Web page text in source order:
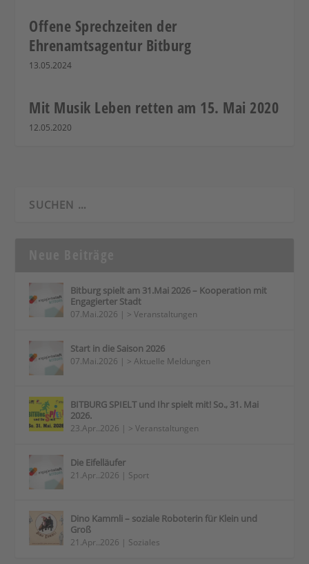
Offene Sprechzeiten der
Ehrenamtsagentur Bitburg
13.05.2024
Mit Musik Leben retten am 15. Mai 2020
12.05.2020
Bitburg spielt am 31.Mai 2026 – Kooperation mit
Engagierter Stadt
07.Mai.2026 | > Veranstaltungen
Start in die Saison 2026
07.Mai.2026 | > Aktuelle Meldungen
BITBURG SPIELT und Ihr spielt mit! So., 31. Mai
2026.
23.Apr..2026 | > Veranstaltungen
Die Eifelläufer
21.Apr..2026 | Sport
Dino Kammli – soziale Roboterin für Klein und
Groß
21.Apr..2026 | Soziales